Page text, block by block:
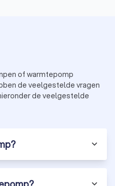
componenten, voert
het onderhoud ervan en
je hebt. Dit is ook het
of warmtepomp
de veelgestelde vragen
de veelgestelde